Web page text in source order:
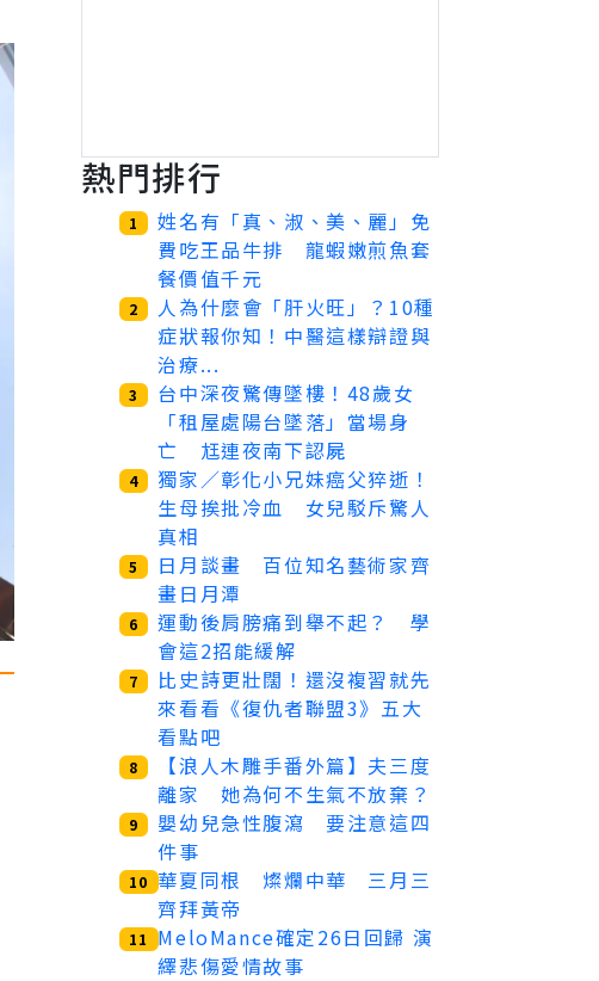
熱門排行
1
姓名有「真、淑、美、麗」免
費吃王品牛排 龍蝦嫩煎魚套
餐價值千元
2
人為什麼會「肝火旺」？10種
症狀報你知！中醫這樣辯證與
治療...
3
台中深夜驚傳墜樓！48歲女
「租屋處陽台墜落」當場身
亡 尪連夜南下認屍
4
獨家／彰化小兄妹癌父猝逝！
生母挨批冷血 女兒駁斥驚人
真相
5
日月談畫 百位知名藝術家齊
畫日月潭
6
運動後肩膀痛到舉不起？ 學
會這2招能緩解
7
比史詩更壯闊！還沒複習就先
來看看《復仇者聯盟3》五大
看點吧
8
【浪人木雕手番外篇】夫三度
離家 她為何不生氣不放棄？
9
嬰幼兒急性腹瀉 要注意這四
件事
10 華夏同根 燦爛中華 三月三
齊拜黃帝
11
MeloMance確定26日回歸 演
繹悲傷愛情故事